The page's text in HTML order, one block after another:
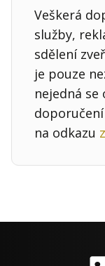
Veškerá
služby,
sdělení
je pouze
nejedná
na odkazu